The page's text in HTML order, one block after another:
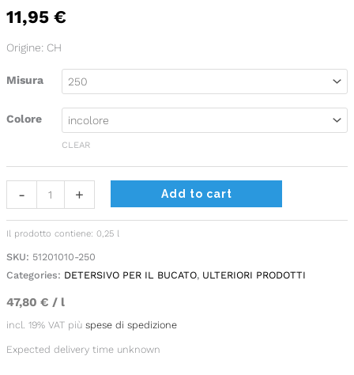
11,95 €
Origine: CH
Misura
Colore
CLEAR
-
per
refrigeranti
quantity
+ Add to cart
Il prodotto contiene: 0,25 l
SKU: 51201010-250
Categories: DETERSIVO PER IL BUCATO, ULTERIORI PRODOTTI
47,80 € / l
incl. 19% VAT più spese di spedizione
Expected delivery time unknown